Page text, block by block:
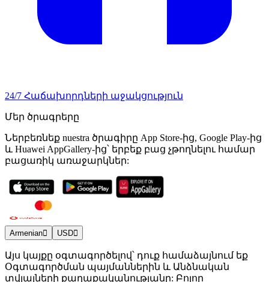
24/7 Հաճախորդների աջակցություն
Մեր ծրագրերը
Ներբեռնեք nuestra ծրագիրը App Store-ից, Google Play-ից
և Huawei AppGallery-ից՝ երբեք բաց չթողնելու համար
բացառիկ առաջարկներ:
Armenian USD
Այս կայքը օգտագործելով՝ դուք համաձայնում եք
Օգտագործման պայմաններին և Անձնական
տվյալների քաղաքականությանը: Բոլոր